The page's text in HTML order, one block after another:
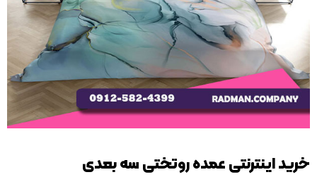
خرید اینترنتی عمده روتختی سه بعدی